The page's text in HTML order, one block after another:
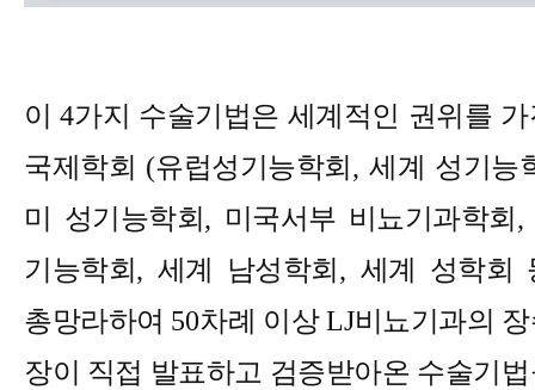
이4가지 수술기법은 세계적인 권위를
국제학회 (유럽성기능학회 ,세계 성기능
미 성기능학회 , 미국서부 비뇨기과학회
기능학회 , 세계 남성학회 , 세계 성학회
총망라하여 50차례 이상LJ비뇨기과의
장이 직접 발표하고 검증받아온 수술기